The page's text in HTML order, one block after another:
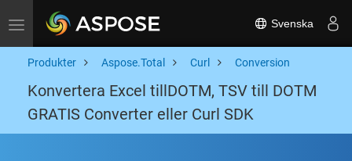
Toggle navigation Svenska
Produkter Aspose.Total Curl Conversion
Konvertera Excel tillDOTM, TSV till DOTM
GRATIS Converter eller Curl SDK